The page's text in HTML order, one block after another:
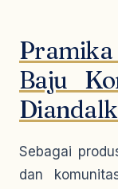
Baju
Sebagai
dan